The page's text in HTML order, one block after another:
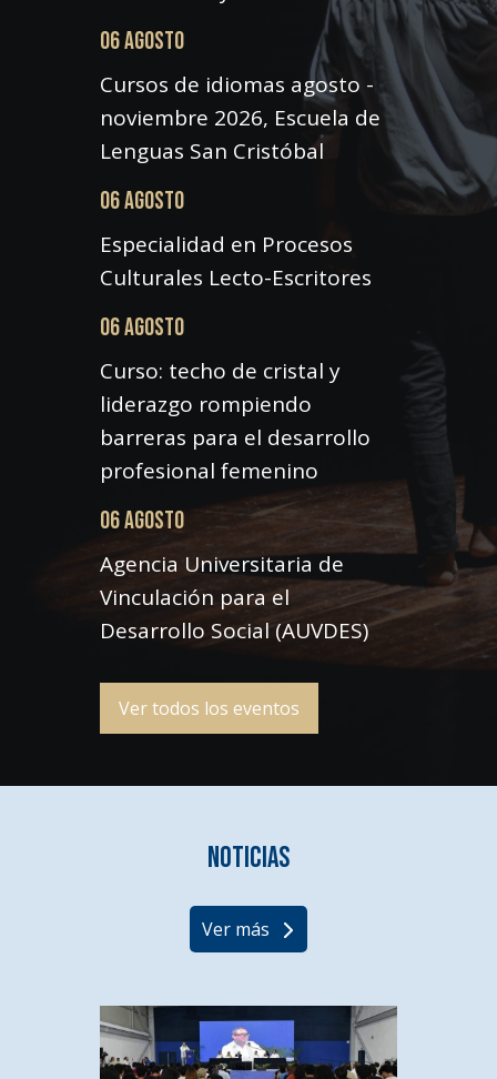
06 AGOSTO
Cursos de idiomas agosto -
noviembre 2026, Escuela de
Lenguas San Cristóbal
06 AGOSTO
Especialidad en Procesos
Culturales Lecto-Escritores
06 AGOSTO
Curso: techo de cristal y
liderazgo rompiendo
barreras para el desarrollo
profesional femenino
06 AGOSTO
Agencia Universitaria de
Vinculación para el
Desarrollo Social (AUVDES)
Ver todos los eventos
Noticias
Ver más